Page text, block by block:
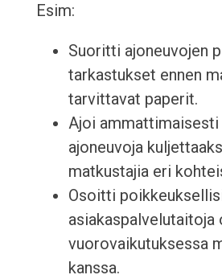
Esim:
Suoritti ajoneuvojen
tarkastukset ennen
tarvittavat paperit.
Ajoi
ajoneuvoja
matkustajia eri
Osoitti
asiakaspalvelutaitoja
vuorovaikutuksessa
kanssa.